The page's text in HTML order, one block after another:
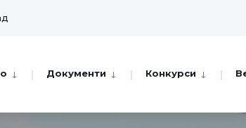
Документи Конкурси